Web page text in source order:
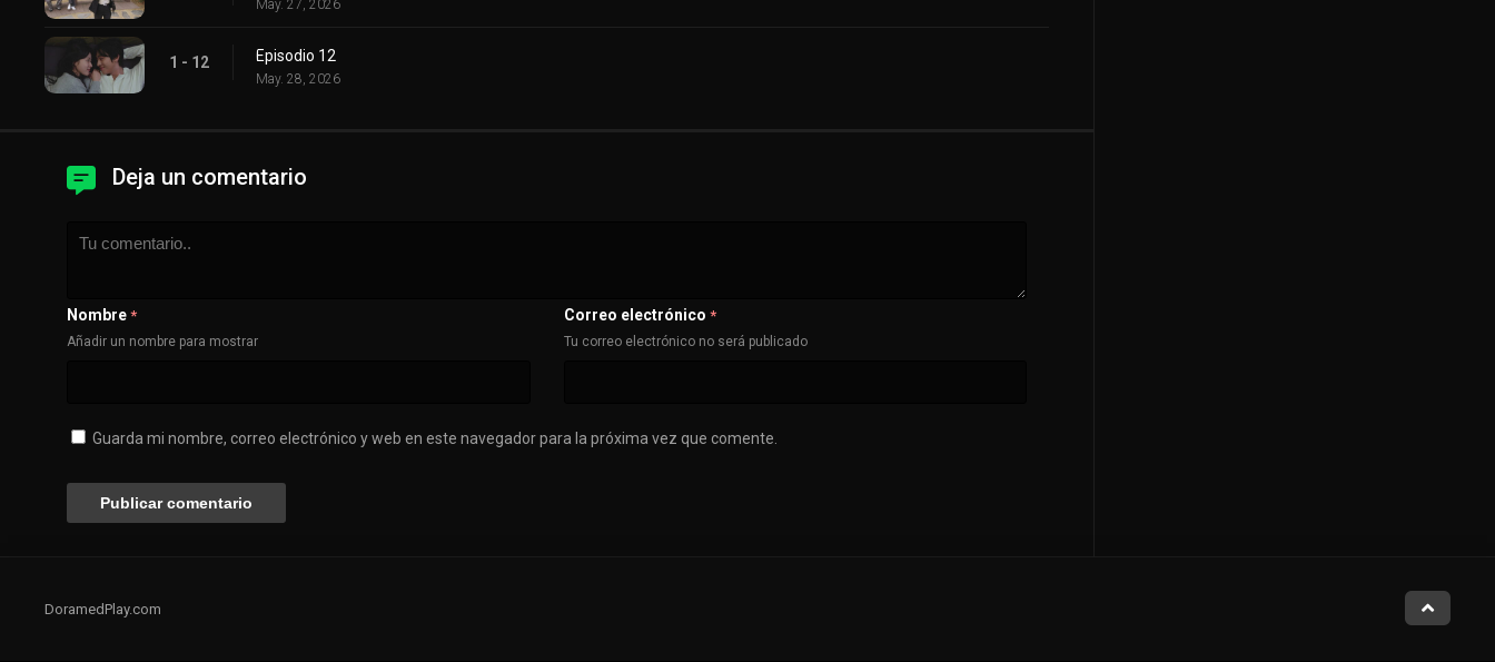
May. 27, 2026
1 - 12 Episodio 12
May. 28, 2026
Deja un comentario
Nombre *
Añadir un nombre para mostrar
Correo electrónico *
Tu correo electrónico no será publicado
Guarda mi nombre, correo electrónico y web en este navegador para la próxima vez que comente.
DoramedPlay.com